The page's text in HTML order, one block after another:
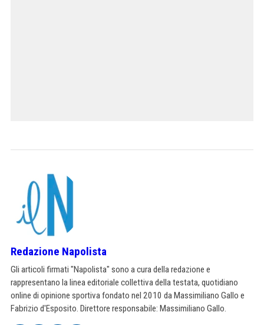
Redazione Napolista
Gli articoli firmati "Napolista" sono a cura della redazione e
rappresentano la linea editoriale collettiva della testata, quotidiano
online di opinione sportiva fondato nel 2010 da Massimiliano Gallo e
Fabrizio d'Esposito. Direttore responsabile: Massimiliano Gallo.